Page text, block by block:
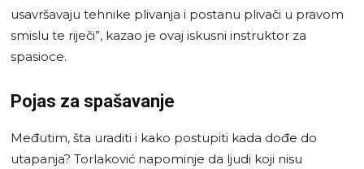
usavršavaju tehnike plivanja i postanu plivači u pravom
smislu te riječi”, kazao je ovaj iskusni instruktor za
spasioce.
Pojas za spašavanje
Međutim, šta uraditi i kako postupiti kada dođe do
utapanja? Torlaković napominje da ljudi koji nisu